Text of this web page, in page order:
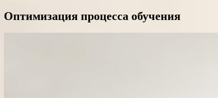
Оптимизация процесса обучения